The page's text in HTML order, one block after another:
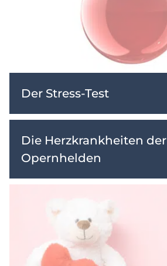
Der Stress-Test
Die Herzkrankheiten der
Opernhelden